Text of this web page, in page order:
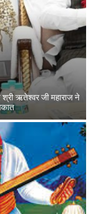
ऋतेश्वर जी महाराज ने